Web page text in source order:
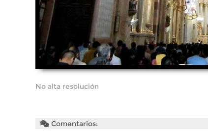
No alta resolución
Comentarios: